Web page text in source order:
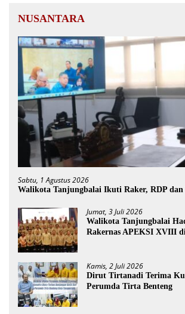
NUSANTARA
Sabtu, 1 Agustus 2026
Walikota Tanjungbalai Ikuti Raker, RDP dan
Jumat, 3 Juli 2026
Walikota Tanjungbalai
Rakernas APEKSI XVIII
Kamis, 2 Juli 2026
Dirut Tirtanadi Terima
Perumda Tirta Benteng